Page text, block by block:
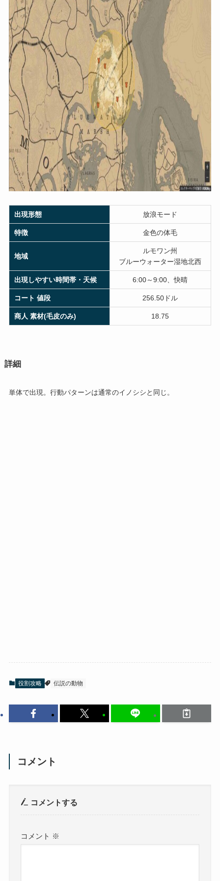
出現形態 放浪モード
特徴 金色の体毛
地域
ルモワン州
ブルーウォーター湿地北西
出現しやすい時間帯・天候 6:00～9:00、快晴
コート 値段 256.50ドル
商人 素材(毛皮のみ) 18.75
詳細
単体で出現。行動パターンは通常のイノシシと同じ。
役割攻略 伝説の動物
コメント
コメントする
コメント ※